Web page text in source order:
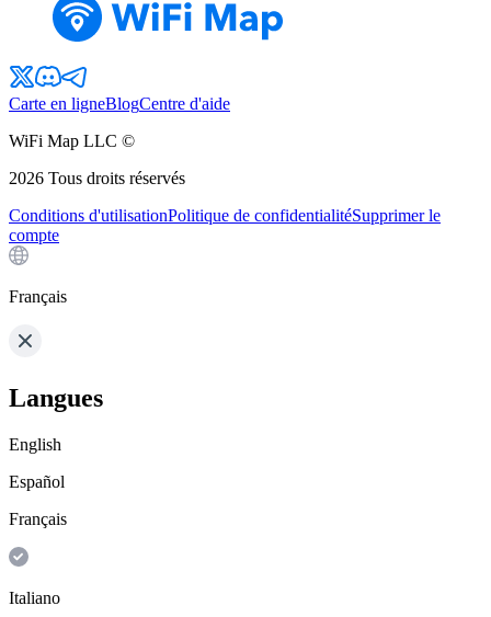
Carte en ligneBlogCentre d'aide
WiFi Map LLC ©
2026 Tous droits réservés
Conditions d'utilisationPolitique de confidentialitéSupprimer le
compte
Français
Langues
English
Español
Français
Italiano